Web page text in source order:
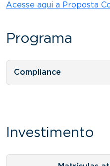
Acesse aqui a Proposta
Programa
Compliance
Investimento